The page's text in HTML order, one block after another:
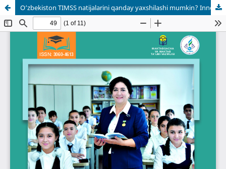
O‘zbekiston TIMSS natijalarini qanday yaxshilashi mumkin? Innovatsion ta’lim yondashuvlari va samarali strategiyalar